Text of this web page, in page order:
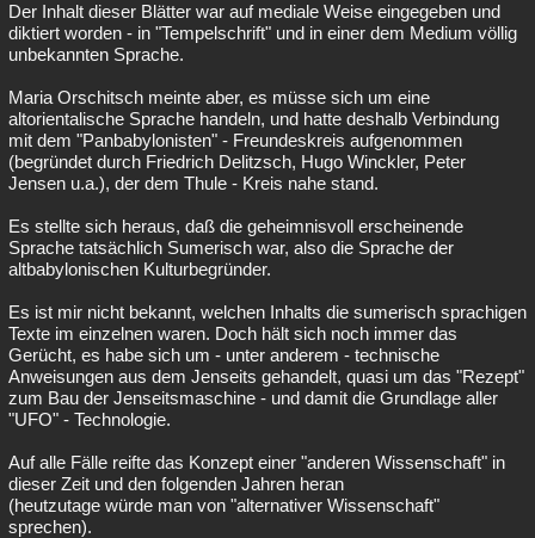
Der Inhalt dieser Blätter war auf mediale Weise eingegeben und
diktiert worden - in "Tempelschrift" und in einer dem Medium völlig
unbekannten Sprache.
Maria Orschitsch meinte aber, es müsse sich um eine
altorientalische Sprache handeln, und hatte deshalb Verbindung
mit dem "Panbabylonisten" - Freundeskreis aufgenommen
(begründet durch Friedrich Delitzsch, Hugo Winckler, Peter
Jensen u.a.), der dem Thule - Kreis nahe stand.
Es stellte sich heraus, daß die geheimnisvoll erscheinende
Sprache tatsächlich Sumerisch war, also die Sprache der
altbabylonischen Kulturbegründer.
Es ist mir nicht bekannt, welchen Inhalts die sumerisch sprachigen
Texte im einzelnen waren. Doch hält sich noch immer das
Gerücht, es habe sich um - unter anderem - technische
Anweisungen aus dem Jenseits gehandelt, quasi um das "Rezept"
zum Bau der Jenseitsmaschine - und damit die Grundlage aller
"UFO" - Technologie.
Auf alle Fälle reifte das Konzept einer "anderen Wissenschaft" in
dieser Zeit und den folgenden Jahren heran
(heutzutage würde man von "alternativer Wissenschaft"
sprechen).